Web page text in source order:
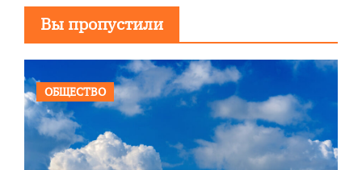
Вы пропустили
ОБЩЕСТВО